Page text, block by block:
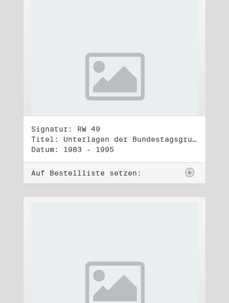
Signatur: RW 49
Titel: Unterlagen der Bundestagsgruppe und -fraktion Bündnis 90/Die Grünen (5)
Datum: 1983 - 1995
Auf Bestellliste setzen: